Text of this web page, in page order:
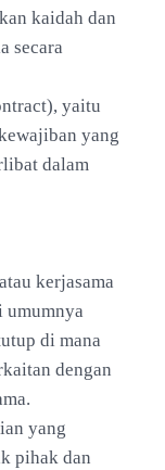
kaidah dan
secara
yaitu
yang
dalam
kerjasama
umumnya
di mana
dengan
yang
pihak dan